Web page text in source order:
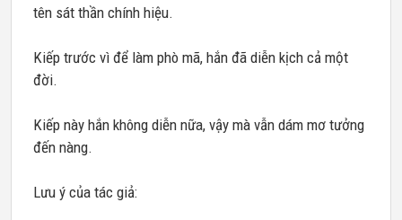
tên sát thần chính hiệu.
Kiếp trước vì để làm phò mã, hắn đã diễn kịch cả một
đời.
Kiếp này hắn không diễn nữa, vậy mà vẫn dám mơ tưởng
đến nàng.
Lưu ý của tác giả: